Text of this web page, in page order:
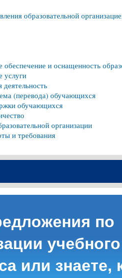
образовательной
обеспечение и оснащенность
услуги
(перевода) обучающихся
обучающихся
организации
и требования
по
учебного
или знаете,